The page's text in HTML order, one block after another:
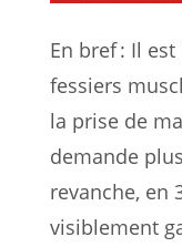
En bref : Il
fessiers
la prise de
demande
revanche, en
visiblement